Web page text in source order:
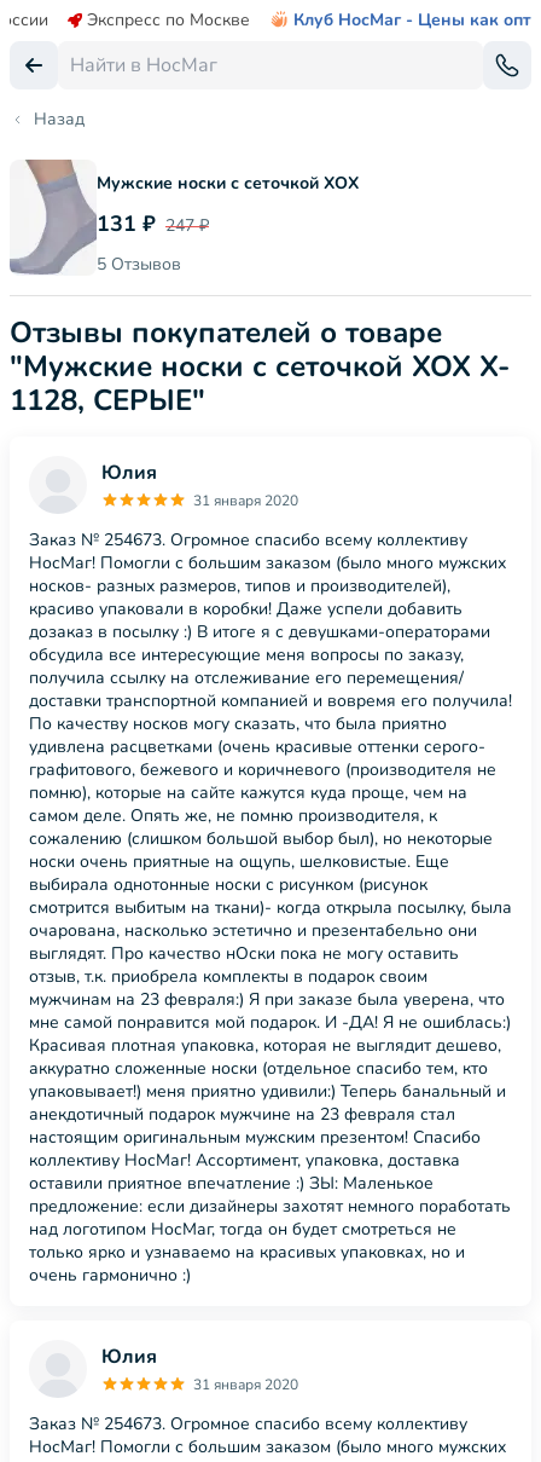
Экспресс по Москве Клуб НосМаг - Цены как опт
Назад
Мужские носки с сеточкой ХОХ
131 ₽ 247 ₽
5 Отзывов
Отзывы покупателей о товаре
"Мужские носки с сеточкой ХОХ X-
1128, СЕРЫЕ"
Юлия
31 января 2020
Заказ № 254673. Огромное спасибо всему коллективу
НосМаг! Помогли с большим заказом (было много мужских
носков- разных размеров, типов и производителей),
красиво упаковали в коробки! Даже успели добавить
дозаказ в посылку :) В итоге я с девушками-операторами
обсудила все интересующие меня вопросы по заказу,
получила ссылку на отслеживание его перемещения/
доставки транспортной компанией и вовремя его получила!
По качеству носков могу сказать, что была приятно
удивлена расцветками (очень красивые оттенки серого-
графитового, бежевого и коричневого (производителя не
помню), которые на сайте кажутся куда проще, чем на
самом деле. Опять же, не помню производителя, к
сожалению (слишком большой выбор был), но некоторые
носки очень приятные на ощупь, шелковистые. Еще
выбирала однотонные носки с рисунком (рисунок
смотрится выбитым на ткани)- когда открыла посылку, была
очарована, насколько эстетично и презентабельно они
выглядят. Про качество нОски пока не могу оставить
отзыв, т.к. приобрела комплекты в подарок своим
мужчинам на 23 февраля:) Я при заказе была уверена, что
мне самой понравится мой подарок. И -ДА! Я не ошиблась:)
Красивая плотная упаковка, которая не выглядит дешево,
аккуратно сложенные носки (отдельное спасибо тем, кто
упаковывает!) меня приятно удивили:) Теперь банальный и
анекдотичный подарок мужчине на 23 февраля стал
настоящим оригинальным мужским презентом! Спасибо
коллективу НосМаг! Ассортимент, упаковка, доставка
оставили приятное впечатление :) ЗЫ: Маленькое
предложение: если дизайнеры захотят немного поработать
над логотипом НосМаг, тогда он будет смотреться не
только ярко и узнаваемо на красивых упаковках, но и
очень гармонично :)
Юлия
31 января 2020
Заказ № 254673. Огромное спасибо всему коллективу
НосМаг! Помогли с большим заказом (было много мужских